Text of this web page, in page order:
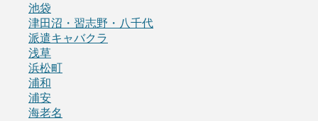
池袋
津田沼・習志野・八千代
派遣キャバクラ
浅草
浜松町
浦和
浦安
海老名